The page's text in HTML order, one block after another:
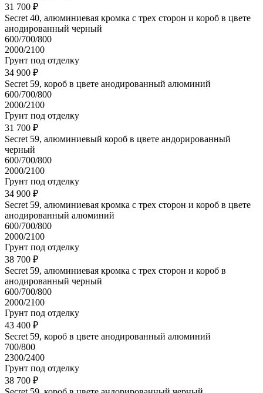
31 700 ₽
Secret 40, алюминиевая кромка с трех сторон и короб в цвете
анодированный черный
600/700/800
2000/2100
Грунт под отделку
34 900 ₽
Secret 59, короб в цвете анодированный алюминий
600/700/800
2000/2100
Грунт под отделку
31 700 ₽
Secret 59, алюминиевый короб в цвете андорированный
черный
600/700/800
2000/2100
Грунт под отделку
34 900 ₽
Secret 59, алюминиевая кромка с трех сторон и короб в цвете
анодированный алюминий
600/700/800
2000/2100
Грунт под отделку
38 700 ₽
Secret 59, алюминиевая кромка с трех сторон и короб в
анодированный черный
600/700/800
2000/2100
Грунт под отделку
43 400 ₽
Secret 59, короб в цвете анодированный алюминий
700/800
2300/2400
Грунт под отделку
38 700 ₽